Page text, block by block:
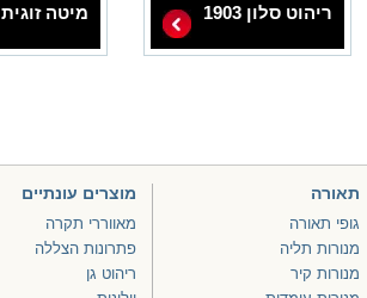
ריהוט סלון 1903 מיטה זוגית 746
תאורה
גופי תאורה
מנורות תליה
מנורות קיר
מוצרים עונתיים
מאווררי תקרה
פתרונות הצללה
ריהוט גן